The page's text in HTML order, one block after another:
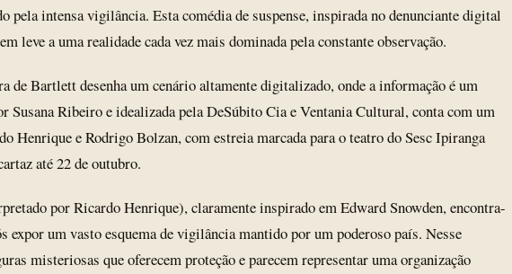
pela intensa vigilância. Esta comédia de suspense, inspirada no denunciante digital
leve a uma realidade cada vez mais dominada pela constante observação.
de Bartlett desenha um cenário altamente digitalizado, onde a informação é um
Susana Ribeiro e idealizada pela DeSúbito Cia e Ventania Cultural, conta com um
Henrique e Rodrigo Bolzan, com estreia marcada para o teatro do Sesc Ipiranga
até 22 de outubro.
por Ricardo Henrique), claramente inspirado em Edward Snowden, encontra-
expor um vasto esquema de vigilância mantido por um poderoso país. Nesse
misteriosas que oferecem proteção e parecem representar uma organização